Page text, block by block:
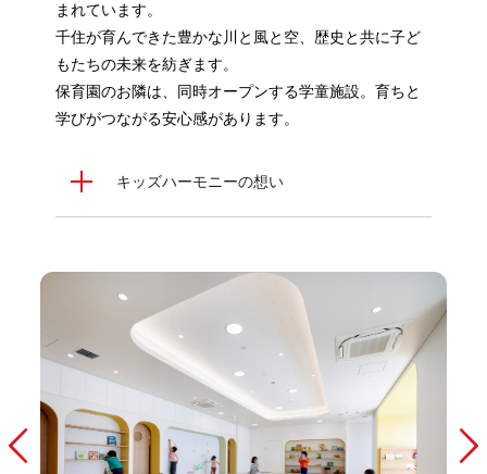
まれています。
千住が育んできた豊かな川と風と空、歴史と共に子ど
もたちの未来を紡ぎます。
保育園のお隣は、同時オープンする学童施設。育ちと
学びがつながる安心感があります。
キッズハーモニーの想い